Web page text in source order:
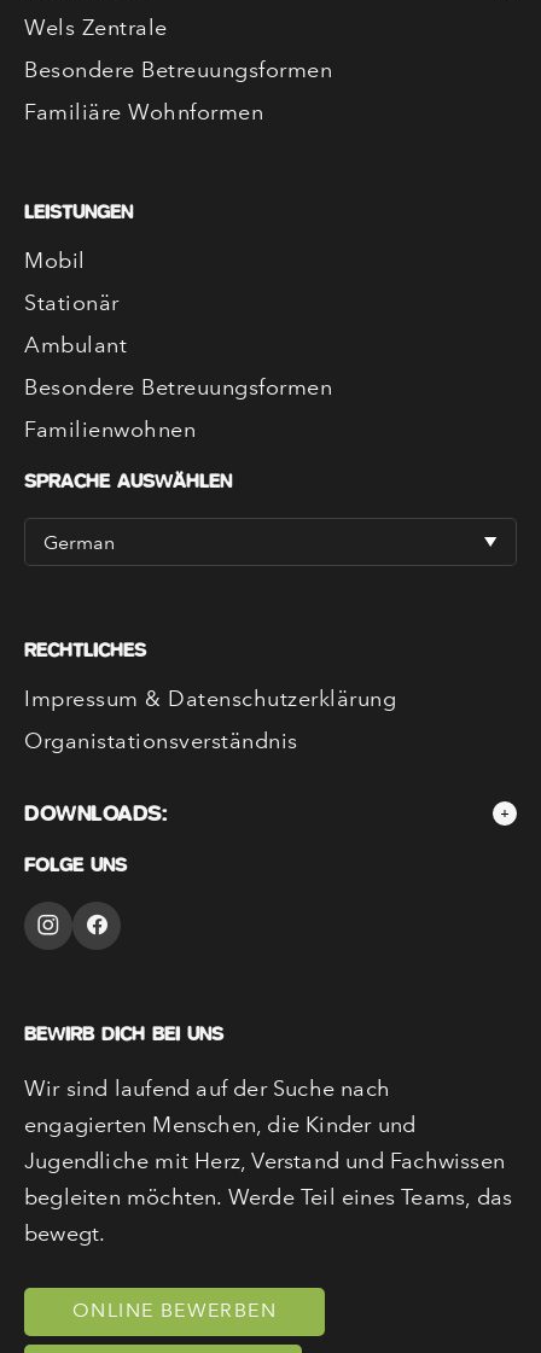
Wels Zentrale
Besondere Betreuungsformen
Familiäre Wohnformen
LEISTUNGEN
Mobil
Stationär
Ambulant
Besondere Betreuungsformen
Familienwohnen
SPRACHE AUSWÄHLEN
RECHTLICHES
Impressum & Datenschutzerklärung
Organistationsverständnis
DOWNLOADS:
FOLGE UNS
BEWIRB DICH BEI UNS
Wir sind laufend auf der Suche nach
engagierten Menschen, die Kinder und
Jugendliche mit Herz, Verstand und Fachwissen
begleiten möchten. Werde Teil eines Teams, das
bewegt.
ONLINE BEWERBEN